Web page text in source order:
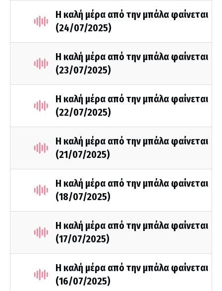
Η καλή μέρα από την μπάλα φαίνεται
(24/07/2025)
Η καλή μέρα από την μπάλα φαίνεται
(23/07/2025)
Η καλή μέρα από την μπάλα φαίνεται
(22/07/2025)
Η καλή μέρα από την μπάλα φαίνεται
(21/07/2025)
Η καλή μέρα από την μπάλα φαίνεται
(18/07/2025)
Η καλή μέρα από την μπάλα φαίνεται
(17/07/2025)
Η καλή μέρα από την μπάλα φαίνεται
(16/07/2025)